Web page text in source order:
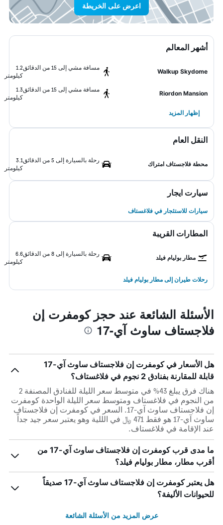
اعرض على الخريطة
أشهر المعالم
Walkup Skydome
مسافة مشي إلى 15 من الدقائق
1.2
كيلومتر
Riordon Mansion
مسافة مشي إلى 15 من الدقائق
1.3
كيلومتر
إظهار المزيد
النقل العام
محطة فلاجستاف امتراك
رحلة بالسيارة إلى 5 من الدقائق
3.1
كيلومتر
سيارت ايجار
سيارات للاستئجار في فلاغستاف
المطارات القريبة
مطار بوليام فيلد
رحلة بالسيارة إلى 8 من الدقائق
6.6
كيلومتر
رحلات طيران إلى مطار بوليام فيلد
الأسئلة الشائعة عند حجز كومفرت إن
فلاجستاف ساوث آي-17
هل الأسعار في كومفرت إن فلاجستاف ساوث آي-17
قابلة للمقارنة بفنادق 2 نجوم في فلاغستاف؟
هناك فرق يبلغ 43% في متوسط ​​سعر الليلة للفنادق المصنفة 2
من النجوم في فلاغستاف ومتوسط ​​سعر الليلة الواحدة كومفرت
إن فلاجستاف ساوث آي-17. السعر في كومفرت إن فلاجستاف
ساوث آي-17 هو فقط 471 ﷼ في الللية وهو يعتبر سعر جيد جداً
عند الإقامة في فلاغستاف.
ما مدى قرب كومفرت إن فلاجستاف ساوث آي-17 من
أقرب مطار، مطار بوليام فيلد؟
هل يعتبر كومفرت إن فلاجستاف ساوث آي-17 صديقاً
للحيوانات الأليفة؟
عرض المزيد من الأسئلة الشائعة